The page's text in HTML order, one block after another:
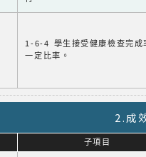
1-6-4 學生接受健康檢查完成
一定比率。
2.成
子項目